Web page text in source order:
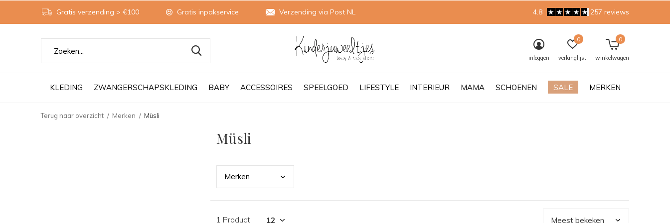
KLEDING ZWANGERSCHAPSKLEDING BABY ACCESSOIRES SPEELGOED LIFESTYLE INTERIEUR MAMA SCHOENEN SALE MERKEN
inloggen verlanglijst
0
winkelwagen
0
Gratis verzending > €100 Gratis inpakservice Verzending via Post NL 4.8 257 reviews
Terug naar overzicht Merken Müsli
Müsli
Merken
1 Product